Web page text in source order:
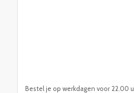
Bestel je op werkdagen voor 22.00